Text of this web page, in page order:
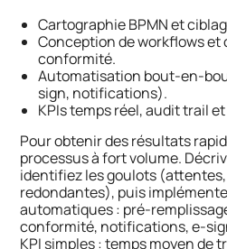
Cartographie BPMN et
Conception de workflows et
conformité.
Automatisation bout-en-
sign, notifications).
KPIs temps réel, audit trail
Pour obtenir des résultats
processus à fort volume.
identifiez les goulots
redondantes), puis
automatiques : pré-
conformité, notifications, e-
KPI simples : temps moyen de